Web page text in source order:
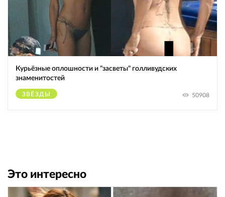
Курьёзные оплошности и "засветы" голливудских
знаменитостей
ЗВЁЗДЫ 50908
Это интересно